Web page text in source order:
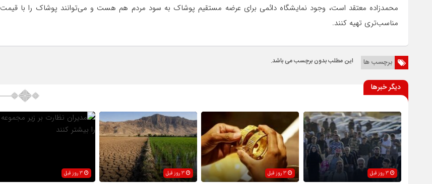
محمدزاده معتقد است، وجود نمایشگاه دائمی برای عرضه مستقیم پوشاک به سود مردم هم هست و می‌توانند پوشاک را با قیمت
مناسب‌تری تهیه کنند.
برچسب ها این مطلب بدون برچسب می باشد.
دیگر خبرها
3 روز قبل 3 روز قبل 3 روز قبل 3 روز قبل